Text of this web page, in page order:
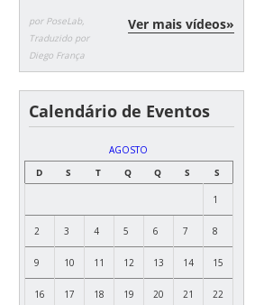
por PoseLab,
Traduzido por
Diego França
Ver mais vídeos»
Calendário de Eventos
AGOSTO
D
S T Q Q S S
1
2 3 4 5 6 7 8
9 10 11 12 13 14 15
16 17 18 19 20 21 22